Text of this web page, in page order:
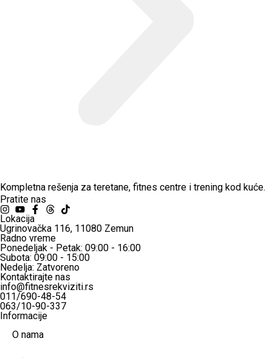
Kompletna rešenja za teretane, fitnes centre i trening kod kuće.
Pratite nas
Lokacija
Ugrinovačka 116, 11080 Zemun
Radno vreme
Ponedeljak - Petak: 09:00 - 16:00
Subota: 09:00 - 15:00
Nedelja: Zatvoreno
Kontaktirajte nas
info@fitnesrekviziti.rs
011/690-48-54
063/10-90-337
Informacije
O nama